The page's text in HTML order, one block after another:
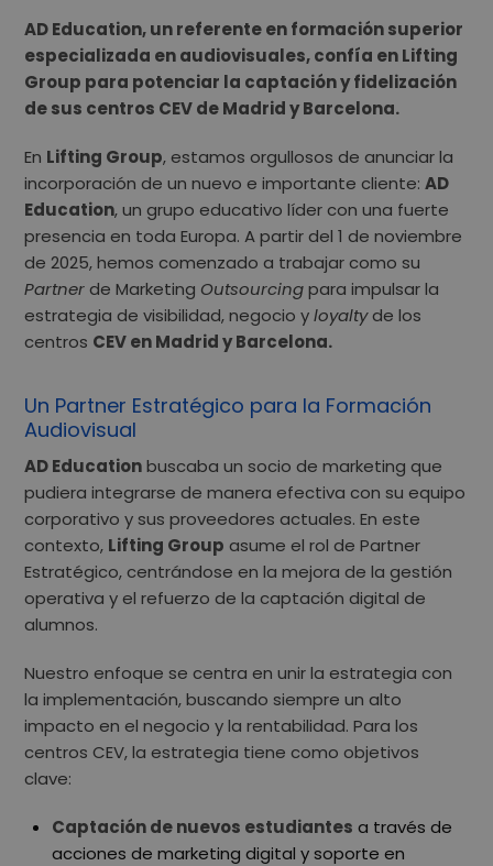
AD Education, un referente en formación superior
especializada en audiovisuales, confía en Lifting
Group para potenciar la captación y fidelización
de sus centros CEV de Madrid y Barcelona.
En Lifting Group, estamos orgullosos de anunciar la
incorporación de un nuevo e importante cliente:AD
Education, un grupo educativo líder con una fuerte
presencia en toda Europa. A partir del 1 de noviembre
de 2025, hemos comenzado a trabajar como su
Partnerde Marketing Outsourcingpara impulsar la
estrategia de visibilidad, negocio yloyaltyde los
centros CEV en Madrid y Barcelona.
Un Partner Estratégico para la Formación
Audiovisual
AD Educationbuscaba un socio de marketing que
pudiera integrarse de manera efectiva con su equipo
corporativo y sus proveedores actuales. En este
contexto, Lifting Group asume el rol de Partner
Estratégico, centrándose en la mejora de la gestión
operativa y el refuerzo de la captación digital de
alumnos.
Nuestro enfoque se centra en unir la estrategia con
la implementación, buscando siempre un alto
impacto en el negocio y la rentabilidad. Para los
centros CEV, la estrategia tiene como objetivos
clave:
Captación de nuevos estudiantes a través de
acciones de marketing digital y soporte en